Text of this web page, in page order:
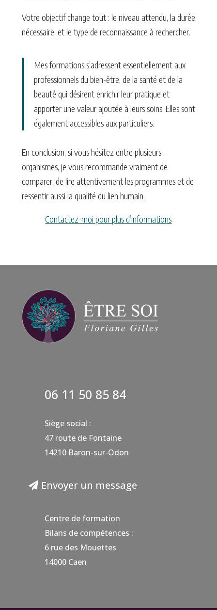
Votre objectif change tout : le niveau attendu, la durée
nécessaire, et le type de reconnaissance à rechercher.
Mes formations s’adressent essentiellement aux
professionnels du bien-être, de la santé et de la
beauté qui désirent enrichir leur pratique et
apporter une valeur ajoutée à leurs soins. Elles sont
également accessibles aux particuliers.
En conclusion, si vous hésitez entre plusieurs
organismes, je vous recommande vraiment de
comparer, de lire attentivement les programmes et de
ressentir aussi la qualité du lien humain.
Contactez-moi pour plus d’informations
06 11 50 85 84
Siège social :
47 route de Fontaine
14210 Baron-sur-Odon
Envoyer un message
Centre de formation
Bilans de compétences :
6 rue des Mouettes
14000 Caen